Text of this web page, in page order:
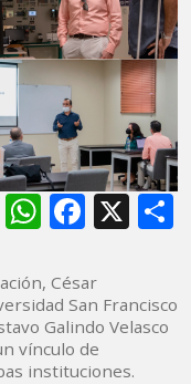
X
César
San Francisco
Galindo Velasco
vínculo de
instituciones.